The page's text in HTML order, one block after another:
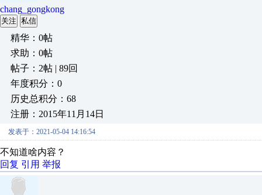
chang_gongkong
关注 私信
精华：0帖
求助：0帖
帖子：2帖 | 89回
年度积分：0
历史总积分：68
注册：2015年11月14日
发表于：2021-05-04 14:16:54
不知道啥内容？
回复 引用 举报